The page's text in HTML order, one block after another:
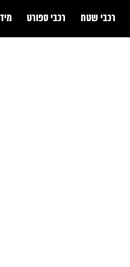
רכבי שטח רכבי ספורט